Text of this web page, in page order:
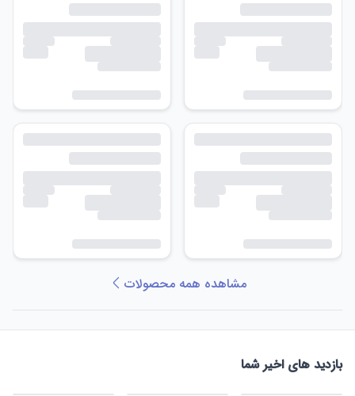
مشاهده همه محصولات
بازدید های اخیر شما